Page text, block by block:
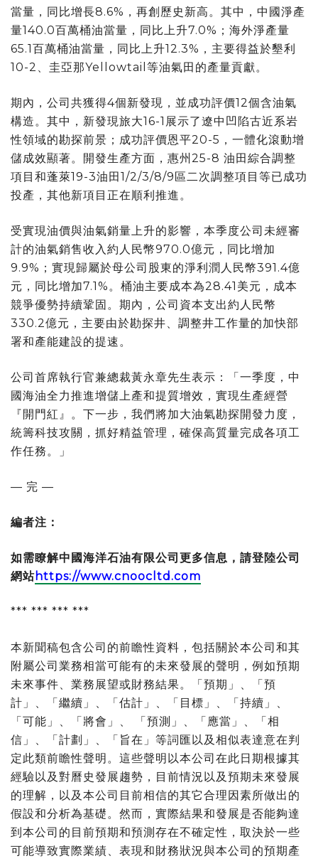
當量，同比增長8.6%，再創歷史新高。其中，中國淨產
量140.0百萬桶油當量，同比上升7.0%；海外淨產量
65.1百萬桶油當量，同比上升12.3%，主要得益於墾利
10-2、圭亞那Yellowtail等油氣田的產量貢獻。
期內，公司共獲得4個新發現，並成功評價12個含油氣
構造。其中，新發現旅大16-1展示了遼中凹陷古近系岩
性領域的勘探前景；成功評價恩平20-5，一體化滾動增
儲成效顯著。開發生產方面，惠州25-8 油田綜合調整
項目和蓬萊19-3油田1/2/3/8/9區二次調整項目等已成功
投產，其他新項目正在順利推進。
受實現油價與油氣銷量上升的影響，本季度公司未經審
計的油氣銷售收入約人民幣970.0億元，同比增加
9.9%；實現歸屬於母公司股東的淨利潤人民幣391.4億
元，同比增加7.1%。桶油主要成本為28.41美元，成本
競爭優勢持續鞏固。期內，公司資本支出約人民幣
330.2億元，主要由於勘探井、調整井工作量的加快部
署和產能建設的提速。
公司首席執行官兼總裁黃永章先生表示：「一季度，中
國海油全力推進增儲上產和提質增效，實現生產經營
『開門紅』。下一步，我們將加大油氣勘探開發力度，
統籌科技攻關，抓好精益管理，確保高質量完成各項工
作任務。」
— 完 —
編者注：
如需瞭解中國海洋石油有限公司更多信息，請登陸公司
網站https://www.cnoocltd.com
*** *** *** ***
本新聞稿包含公司的前瞻性資料，包括關於本公司和其
附屬公司業務相當可能有的未來發展的聲明，例如預期
未來事件、業務展望或財務結果。「預期」、「預
計」、「繼續」、「估計」、「目標」、「持續」、
「可能」、「將會」、 「預測」、「應當 」
、「相
信」、「計劃」、「旨在」等詞匯以及相似表達意在判
定此類前瞻性聲明。這些聲明以本公司在此日期根據其
經驗以及對曆史發展趨勢，目前情況以及預期未來發展
的理解，以及本公司目前相信的其它合理因素所做出的
假設和分析為基礎。然而，實際結果和發展是否能夠達
到本公司的目前預期和預測存在不確定性，取決於一些
可能導致實際業績、表現和財務狀況與本公司的預期產